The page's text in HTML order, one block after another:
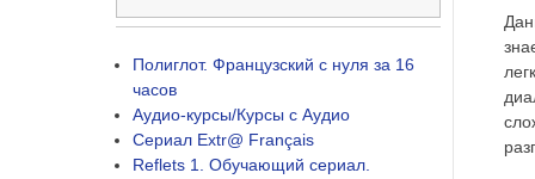
Полиглот. Французский с нуля за 16
часов
Аудио-курсы/Курсы с Аудио
Сериал Extr@ Français
Reflets 1. Обучающий сериал.